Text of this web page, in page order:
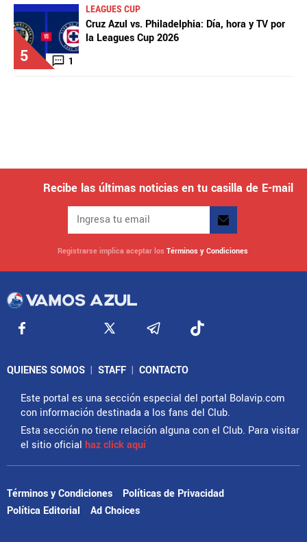
5 1
LEAGUES CUP
Cruz Azul vs. Philadelphia: Día, hora y TV por
la Leagues Cup 2026
Recibe las últimas noticias en tu casilla de E-mail
Registrarse implica aceptar los Términos y Condiciones
QUIENES SOMOS | STAFF | CONTACTO
Este portal es una sección especial del portal Bolavip.com
con información destinada a los fans del Club.
Esta sección no tiene relación alguna con el Club. Para visitar
el sitio oficial haz click aquí
Términos y Condiciones
Políticas de Privacidad
Política Editorial
Ad Choices